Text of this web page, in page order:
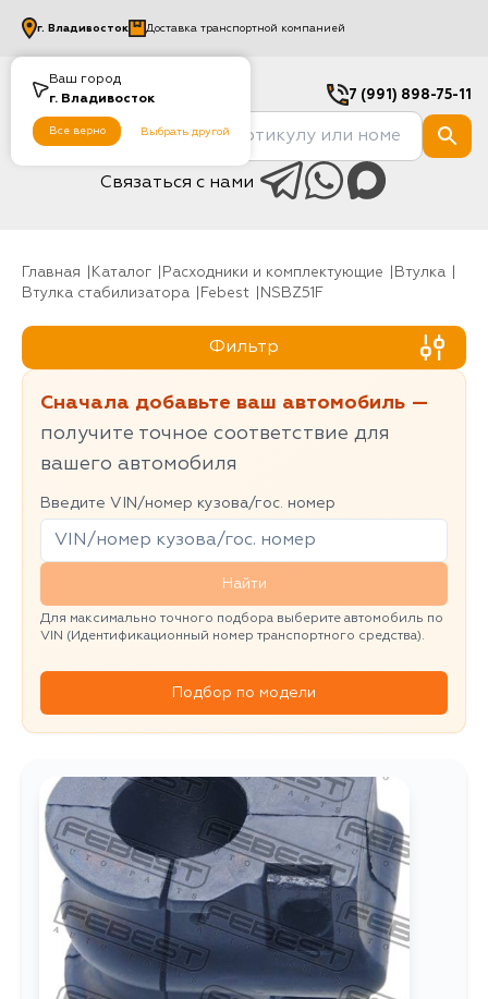
Ваш город
г. Владивосток
Все верно Выбрать другой
г. Владивосток Доставка транспортной компанией
7 (991) 898-75-11
Связаться с нами
Главная Каталог Расходники и комплектующие
Втулка
Втулка стабилизатора
Febest NSBZ51F
Фильтр
Сначала добавьте ваш автомобиль —
получите точное соответствие для
вашего автомобиля
Введите VIN/номер кузова/гос. номер
Найти
Для максимально точного подбора выберите автомобиль по
VIN (Идентификационный номер транспортного средства).
Подбор по модели